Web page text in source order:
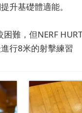
升基礎體適能。
難，但NERF
行8米的射擊練習